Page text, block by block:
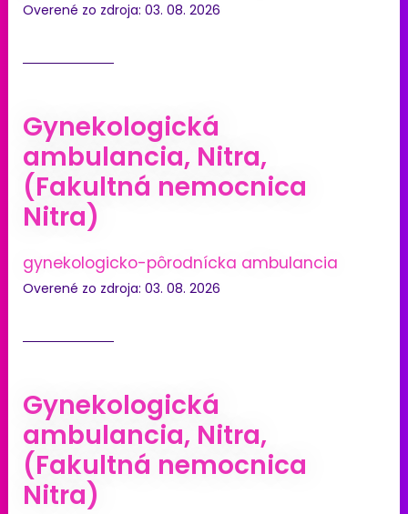
Overené zo zdroja: 03. 08. 2026
Gynekologická
ambulancia, Nitra,
(Fakultná nemocnica
Nitra)
gynekologicko-pôrodnícka ambulancia
Overené zo zdroja: 03. 08. 2026
Gynekologická
ambulancia, Nitra,
(Fakultná nemocnica
Nitra)